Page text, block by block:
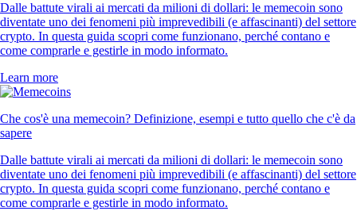
Dalle battute virali ai mercati da milioni di dollari: le memecoin sono
diventate uno dei fenomeni più imprevedibili (e affascinanti) del settore
crypto. In questa guida scopri come funzionano, perché contano e
come comprarle e gestirle in modo informato.
Learn more
Che cos'è una memecoin? Definizione, esempi e tutto quello che c'è da
sapere
Dalle battute virali ai mercati da milioni di dollari: le memecoin sono
diventate uno dei fenomeni più imprevedibili (e affascinanti) del settore
crypto. In questa guida scopri come funzionano, perché contano e
come comprarle e gestirle in modo informato.